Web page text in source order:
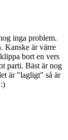
inga problem.
Kanske är värre
bort en vers
parti. Bäst är nog
är "lagligt" så är